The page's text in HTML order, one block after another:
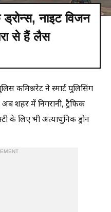
नाइट विजन
से हैं लैस
कमिश्नरेट ने स्मार्ट पुलिसिंग
शहर में निगरानी, ट्रैफिक
के लिए भी अत्याधुनिक ड्रोन